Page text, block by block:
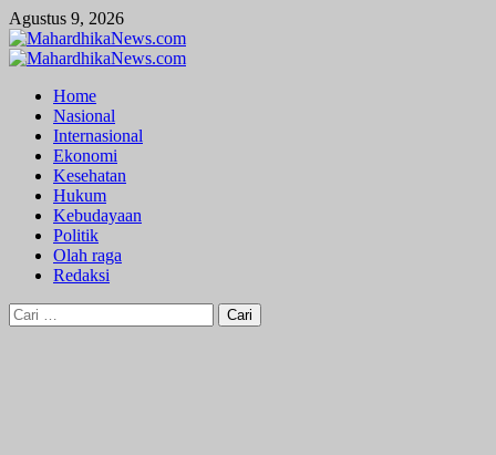
Skip
to
content
Agustus 9, 2026
Primary
Home
Nasional
Internasional
Ekonomi
Kesehatan
Hukum
Kebudayaan
Politik
Olah raga
Redaksi
Cari
untuk: